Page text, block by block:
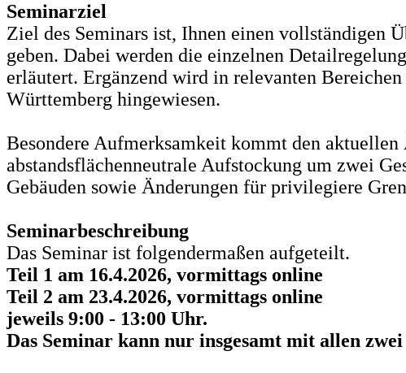
Seminarziel
Ziel des Seminars ist, Ihnen einen vollständigen
geben. Dabei werden die einzelnen
erläutert. Ergänzend wird in relevanten
Württemberg hingewiesen.
Besondere Aufmerksamkeit kommt den
abstandsflächenneutrale Aufstockung um zwei
Gebäuden sowie Änderungen für privilegiere
Seminarbeschreibung
Das Seminar ist folgendermaßen aufgeteilt.
Teil 1 am 16.4.2026, vormittags online
Teil 2 am 23.4.2026, vormittags online
jeweils 9:00 - 13:00 Uhr.
Das Seminar kann nur insgesamt mit allen